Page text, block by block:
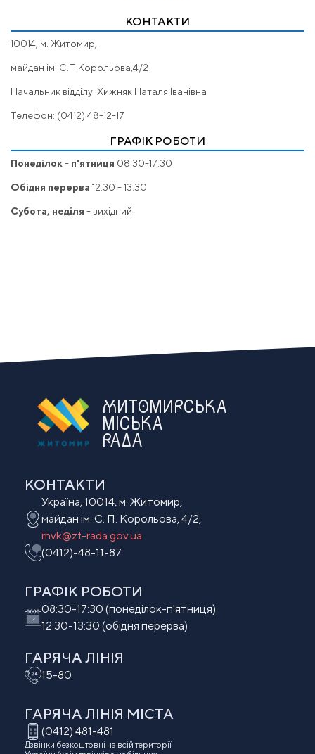
КОНТАКТИ
10014, м. Житомир,
майдан ім. С.П.Корольова,4/2
Начальник відділу: Хижняк Наталя Іванівна
Телефон: (0412) 48-12-17
ГРАФІК РОБОТИ
Понеділок- п'ятниця 08:30-17:30
Обідня перерва 12:30 - 13:30
Субота, неділя - вихідний
ЖИТОМИРСЬКА
МІСЬКА
РАДА
КОНТАКТИ
Україна, 10014, м. Житомир,
майдан ім. С. П. Корольова, 4/2,
mvk@zt-rada.gov.ua
(0412)-48-11-87
ГРАФІК РОБОТИ
08:30-17:30 (понеділок-п'ятниця)
12:30-13:30 (обідня перерва)
ГАРЯЧА ЛІНІЯ
15-80
ГАРЯЧА ЛІНІЯ МIСТА
(0412) 481-481
Дзвінки безкоштовні на всій території